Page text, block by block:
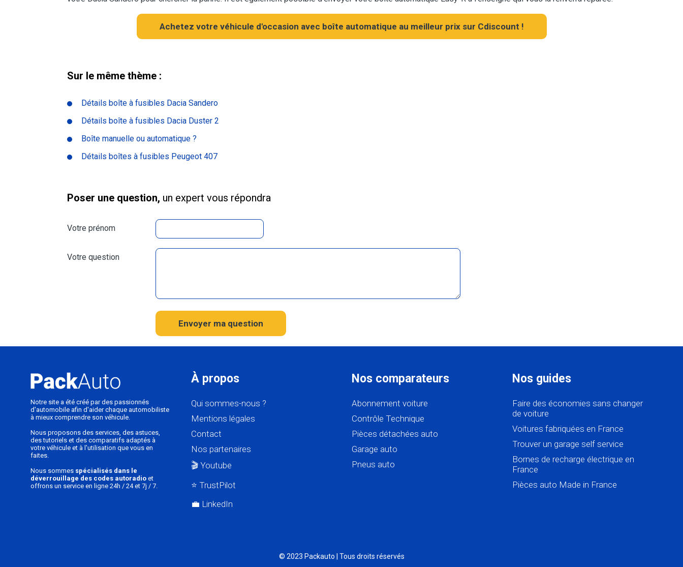
Achetez votre véhicule d'occasion avec boîte automatique au meilleur prix sur Cdiscount !
Sur le même thème :
Détails boîte à fusibles Dacia Sandero
Détails boîte à fusibles Dacia Duster 2
Boîte manuelle ou automatique ?
Détails boîtes à fusibles Peugeot 407
Poser une question, un expert vous répondra
Votre prénom
Votre question
Envoyer ma question
Notre site a été créé par des passionnés
d'automobile afin d'aider chaque automobiliste
à mieux comprendre son véhicule.
Nous proposons des services, des astuces,
des tutoriels et des comparatifs adaptés à
votre véhicule et à l'utilisation que vous en
faites.
Nous sommes spécialisés dans le
déverrouillage des codes autoradio et
offrons un service en ligne 24h / 24 et 7j / 7.
À propos
Qui sommes-nous ?
Mentions légales
Contact
Nos partenaires
🎬 Youtube
⭐ TrustPilot
💼 LinkedIn
Nos comparateurs
Abonnement voiture
Contrôle Technique
Pièces détachées auto
Garage auto
Pneus auto
Nos guides
Faire des économies sans changer
de voiture
Voitures fabriquées en France
Trouver un garage self service
Bornes de recharge électrique en
France
Pièces auto Made in France
© 2023 Packauto | Tous droits réservés